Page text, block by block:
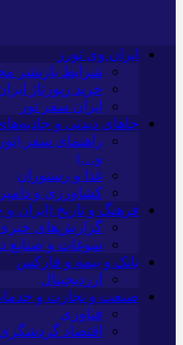
ایران وی تورز
شرایط بازنشر
خرید رپورتاژ
ایران سفر تور
جاهای دیدنی و
راهنمای سفر
و…)
غذا و رستوران
کشاورزی و
فرهنگ و تاریخ (ایران و
گزارش‌های
سوغات و صنایع
بانک و بیمه و فارکس
ارزدیجیتال
صنعت و تجارت و
فناوری
اقتصاد گردشگری